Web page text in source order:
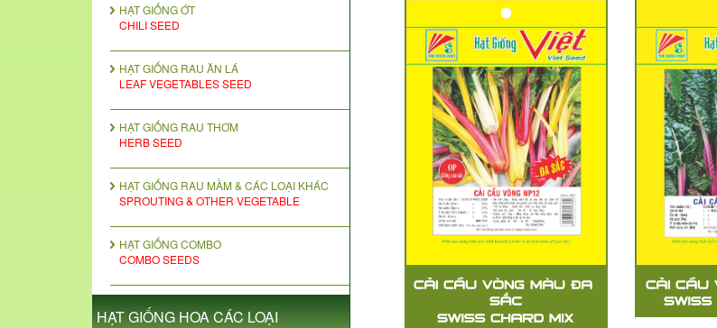
HẠT GIỐNG ỚT
CHILI SEED
HẠT GIỐNG RAU ĂN LÁ
LEAF VEGETABLES SEED
HẠT GIỐNG RAU THƠM
HERB SEED
HẠT GIỐNG RAU MẦM & CÁC LOẠI KHÁC
SPROUTING & OTHER VEGETABLE
HẠT GIỐNG COMBO
COMBO SEEDS
HẠT GIỐNG HOA CÁC LOẠI